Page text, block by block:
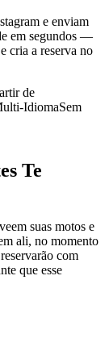
e enviam
em segundos —
cria a reserva no
de
IdiomaSem
Te
suas motos e
ali, no momento
com
que esse